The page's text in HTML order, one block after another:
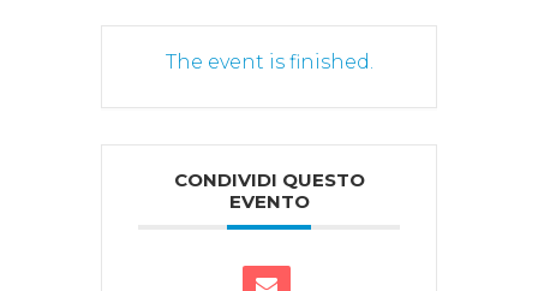
The event is finished.
CONDIVIDI QUESTO
EVENTO